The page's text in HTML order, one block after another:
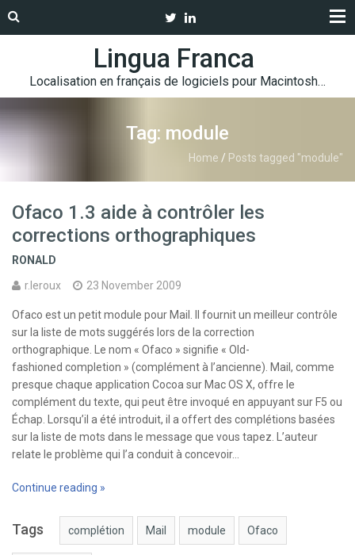
Lingua Franca
Localisation en français de logiciels pour Macintosh…
Tag: module
Home / Posts tagged "module"
Ofaco 1.3 aide à contrôler les
corrections orthographiques
RONALD
r.leroux
23 November 2009
Ofaco est un petit module pour Mail. Il fournit un meilleur contrôle
sur la liste de mots suggérés lors de la correction
orthographique. Le nom « Ofaco » signifie « Old-
fashioned completion » (complément à l’ancienne). Mail, comme
presque chaque application Cocoa sur Mac OS X, offre le
complément du texte, qui peut être invoqué en appuyant sur F5 ou
Échap. Lorsqu’il a été introduit, il a offert des complétions basées
sur la liste de mots dans le message que vous tapez. L’auteur
relate le problème qui l’a conduit à concevoir…
Continue reading »
Tags complétion Mail module Ofaco